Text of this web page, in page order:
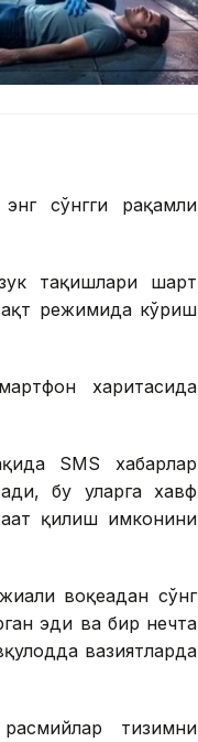
сўнгги рақамли
тақишлари шарт
режимида кўриш
харитасида
SМS хабарлар
бу уларга хавф
қилиш имконини
воқеадан сўнг
эди ва бир нечта
вазиятларда
тизимни